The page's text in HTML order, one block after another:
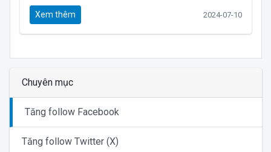
Xem thêm 2024-07-10
Chuyên mục
Tăng follow Facebook
Tăng follow Twitter (X)